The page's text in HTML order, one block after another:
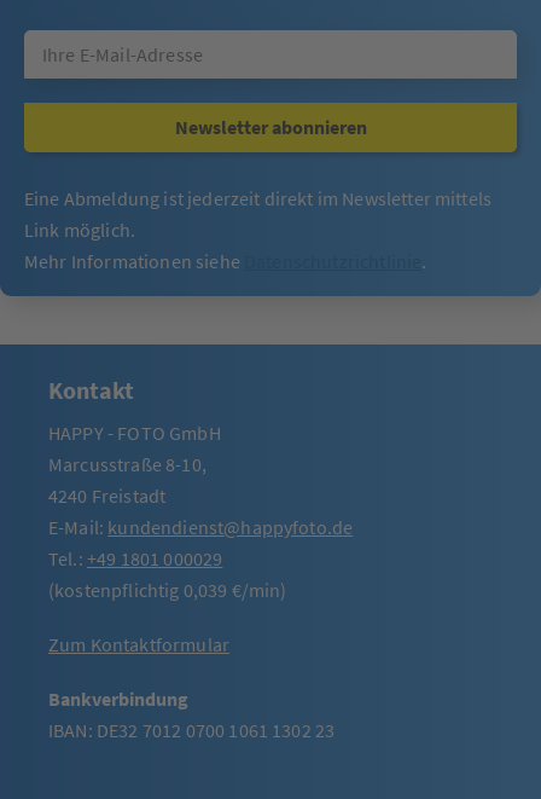
Newsletter abonnieren
Eine Abmeldung ist jederzeit direkt im Newsletter mittels
Link möglich.
Mehr Informationen siehe
.
Kontakt
HAPPY - FOTO GmbH
Marcusstraße 8-10,
4240 Freistadt
E-Mail: kundendienst@happyfoto.de
Tel.: +49 1801 000029
(kostenpflichtig 0,039 €/min)
Zum Kontaktformular
Bankverbindung
IBAN: DE32 7012 0700 1061 1302 23